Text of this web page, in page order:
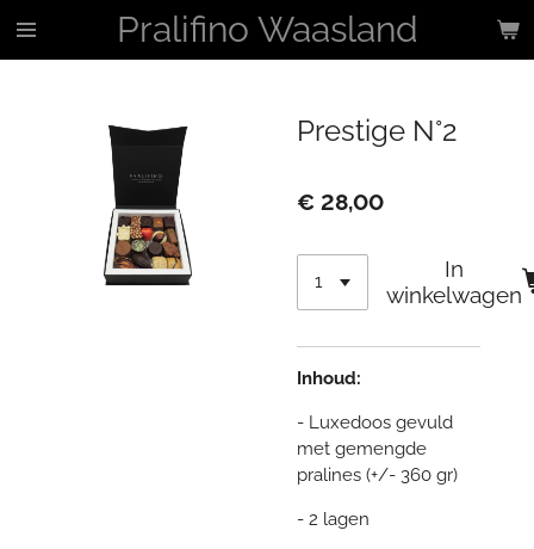
Ga
hoofdinhoud
Pralifino Waasland
Prestige N°2
€ 28,00
In
winkelwagen
Inhoud:
- Luxedoos gevuld
met gemengde
pralines (+/- 360 gr)
- 2 lagen